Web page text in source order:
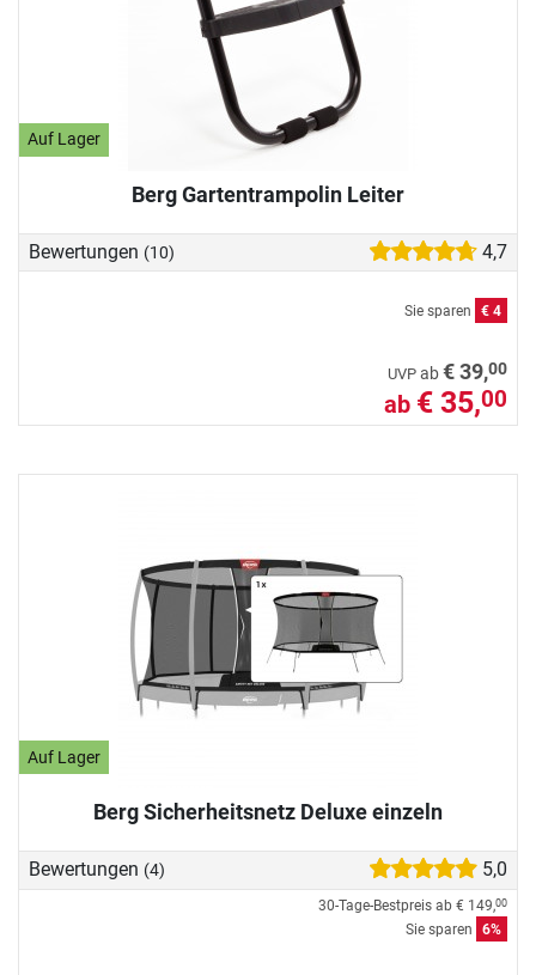
Auf Lager
Berg Gartentrampolin Leiter
Bewertungen (10) 4,7
Sie sparen € 4
UVP ab€ 39,00
ab € 35,00
Auf Lager
Berg Sicherheitsnetz Deluxe einzeln
Bewertungen (4) 5,0
30-Tage-Bestpreis ab € 149,00
Sie sparen 6%